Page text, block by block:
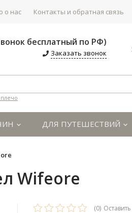
о нас Контакты и обратная связь
бесплатный по РФ)
Заказать звонок
ДЛЯ ПУТЕШЕСТВИЙ
Wifeore
(0)